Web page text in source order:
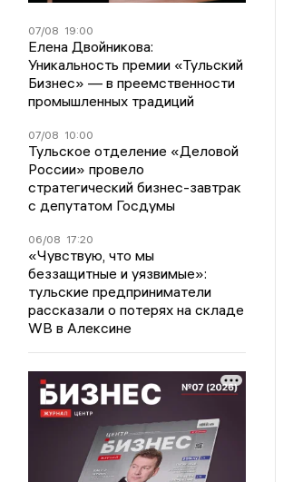
07/08 19:00
Елена Двойникова:
Уникальность премии «Тульский
Бизнес» — в преемственности
промышленных традиций
07/08 10:00
Тульское отделение «Деловой
России» провело
стратегический бизнес-завтрак
с депутатом Госдумы
06/08 17:20
«Чувствую, что мы
беззащитные и уязвимые»:
тульские предприниматели
рассказали о потерях на складе
WB в Алексине